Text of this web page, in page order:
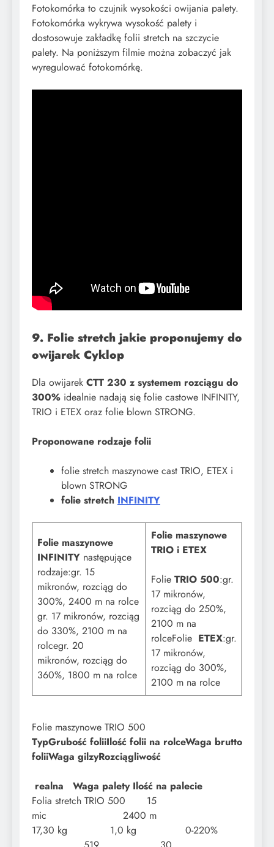
Fotokomórka to czujnik wysokości owijania palety.
Fotokomórka wykrywa wysokość palety i
dostosowuje zakładkę folii stretch na szczycie
palety. Na poniższym filmie można zobaczyć jak
wyregulować fotokomórkę.
9. Folie stretch jakie proponujemy do
owijarek Cyklop
Dla owijarek CTT 230 z systemem rozciągu do
300% idealnie nadają się folie castowe INFINITY,
TRIO i ETEX oraz folie blown STRONG.
Proponowane rodzaje folii
folie stretch maszynowe cast TRIO, ETEX i
blown STRONG
folie stretch INFINITY
Folie maszynowe
INFINITY następujące
rodzaje:​gr. 15
mikronów, rozciąg do
300%, 2400 m na rolce​
gr. 17 mikronów, rozciąg
do 330%, 2100 m na
rolcegr. 20
mikronów, rozciąg do
360%, 1800 m na rolce
Folie maszynowe
TRIO i ETEX
Folie TRIO 500:gr.
17 mikronów,
rozciąg do 250%,
2100 m na
rolceFolie ETEX:gr.
17 mikronów,
rozciąg do 300%,
2100 m na rolce​
Folie maszynowe TRIO 500
TypGrubość foliiIlość folii na rolceWaga brutto
foliiWaga gilzyRozciągliwość
realna Waga palety Ilość na palecie
​Folia stretch TRIO 500 15
mic 2400 m
17,30 kg 1,0 kg 0-220%